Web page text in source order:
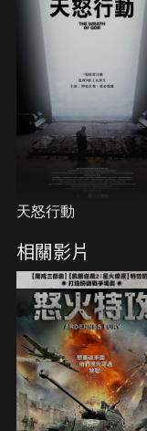
天怒行動
相關影片